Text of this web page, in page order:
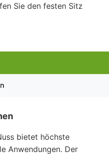
Sie den festen Sitz
bietet höchste
Anwendungen. Der